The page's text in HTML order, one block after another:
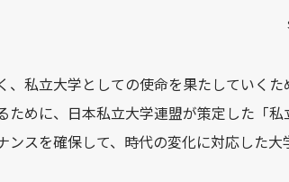
、私立大学としての使命を果たしていく
ために、日本私立大学連盟が策定した「
ンスを確保して、時代の変化に対応した大